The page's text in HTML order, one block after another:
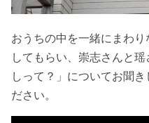
おうちの中を一緒にまわ
してもらい、崇志さんと
しって？」についてお聞
ださい。